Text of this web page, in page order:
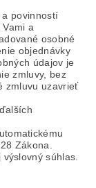
a povinností
a
osobné
objednávky
údajov je
zmluvy, bez
zmluvu uzavrieť
Zákona.
súhlas.